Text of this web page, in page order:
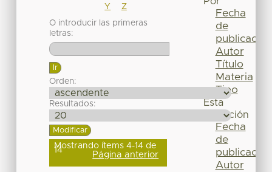
Y
Z
O introducir las primeras
letras:
Orden:
Resultados:
Mostrando ítems 4-14 de
14 Página anterior
Fecha
de
publicación
Autor
Título
Materia
Tipo
Esta
colección
Fecha
de
publicación
Autor